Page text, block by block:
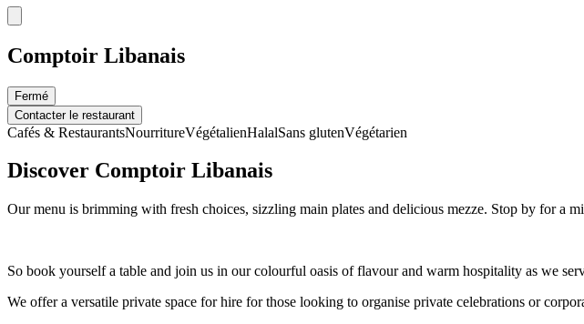
Comptoir Libanais
Fermé
Contacter le restaurant
Cafés & RestaurantsNourritureVégétalienHalalSans glutenVégétarien
Discover Comptoir Libanais
Our menu is brimming with fresh choices, sizzling main plates and delicious mezze. Stop by for a
So book yourself a table and join us in our colourful oasis of flavour and warm hospitality as we
We offer a versatile private space for hire for those looking to organise private celebrations or